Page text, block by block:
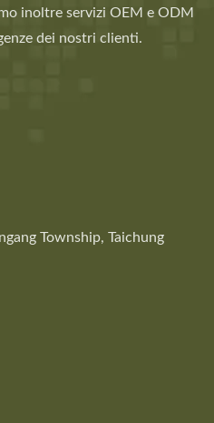
inoltre servizi OEM e ODM
dei nostri clienti.
Township, Taichung